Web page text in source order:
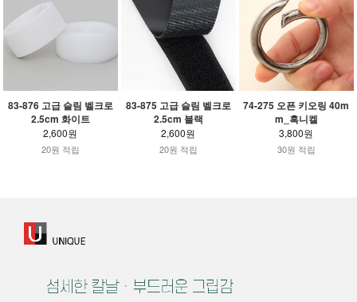
83-876 고급 슬림 벨크로
2.5cm 화이트
2,600원
20원 적립
83-875 고급 슬림 벨크로
2.5cm 블랙
2,600원
20원 적립
74-275 오픈 키오링 40m
m_흑니켈
3,800원
30원 적립